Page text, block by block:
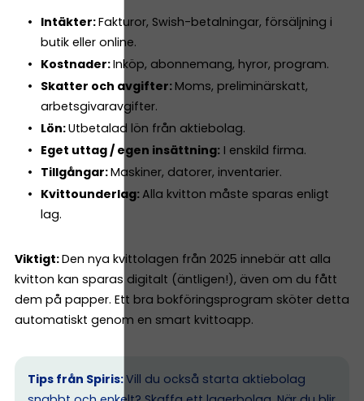
Intäkter:Fakturor, Swish-betalningar, försäljning i
butik eller online.
Kostnader:Inköp, abonnemang, hyror, program.
Skatter och avgifter: Moms, preliminärskatt,
arbetsgivaravgifter.
Lön:Utbetalad lön från aktiebolag.
Eget uttag / egen insättning:I enskild firma.
Tillgångar:Maskiner, datorer, inventarier.
Kvittounderlag:Alla kvitton måste sparas enligt
lag.
Viktigt:Den nya kvittolagen från 2025 innebär att alla
kvitton kan sparas digitalt (äntligen!), även om du fått
dem på papper. Ett bra bokföringsprogram sköter detta
automatiskt genom en smart kvittoapp.
Tips från Spiris:Vill du också starta aktiebolag